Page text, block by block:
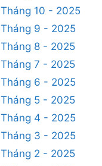
Tháng 10 - 2025
Tháng 9 - 2025
Tháng 8 - 2025
Tháng 7 - 2025
Tháng 6 - 2025
Tháng 5 - 2025
Tháng 4 - 2025
Tháng 3 - 2025
Tháng 2 - 2025